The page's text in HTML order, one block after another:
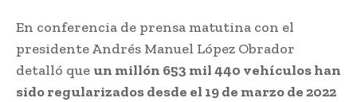
En conferencia de prensa matutina con el
presidente Andrés Manuel López Obrador
detalló que un millón 653 mil 440 vehículos han
sido regularizados desde el 19 de marzo de 2022